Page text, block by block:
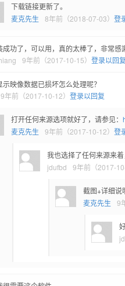
下载链接更新了。
麦克先生
8年前（2018-07-03） 登
成功了，可以用，真的太棒了，非常感
9年前（2017-10-15） 登录以回复
示映像数据已损坏怎么处理呢？
9年前（2017-10-12） 登录以回复
打开任何来源选项就好了，请参见：
麦克先生
9年前（2017-10-12） 登
我也选择了任何来源来着
jdufbd
9年前（2017-10-
截图+详细说
麦克先生
9